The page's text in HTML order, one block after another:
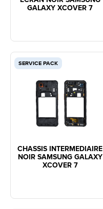
GALAXY XCOVER 7
SERVICE PACK
CHASSIS INTERMEDIAIRE
NOIR SAMSUNG GALAXY
XCOVER 7